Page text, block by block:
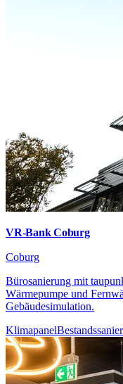
VR-Bank Coburg
Coburg
Bürosanierung mit
Wärmepumpe und
Gebäudesimulation.
Klimapanel